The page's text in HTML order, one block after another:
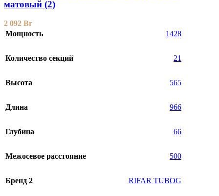
матовый (2)
2 092 Br
Мощность
1428
Количество секций 21
Высота 565
Длина 966
Глубина 66
Межосевое расстояние 500
Бренд 2 RIFAR TUBOG